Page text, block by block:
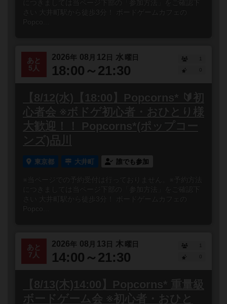
につきましては当ページ下部の「参加方法」をご確認下
さい 大井町駅から徒歩3分！ ボードゲームカフェの
Popco...
あと
5人
2026年 08 月 12 日 水 曜日
18:00～21:30
1
【8/12(水)【18:00】Popcorns* 🔰初
心者会 ※ボドゲ初心者・おひとり様
大歓迎！！ Popcorns*(ポップコー
ンズ)品川
東京都 大井町 誰でも参加
※当ページでの予約受付は行っておりません。※予約方法
につきましては当ページ下部の「参加方法」をご確認下
さい 大井町駅から徒歩3分！ ボードゲームカフェの
Popco...
あと
7人
2026年 08 月 13 日 木曜日
14:00～21:30
1
【8/13(木)14:00】Popcorns* 重量級
ボードゲーム会 ※初心者・おひと